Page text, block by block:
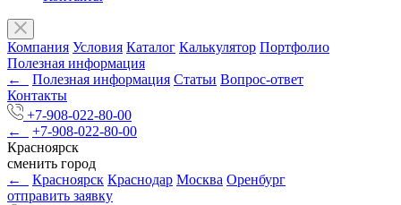
Компания Условия Каталог Калькулятор Портфолио
Полезная информация
←
Полезная информация Статьи Вопрос-ответ
Контакты
+7-908-022-80-00
←
+7-908-022-80-00
Красноярск
сменить город
←
Красноярск Краснодар Москва Оренбург
отправить заявку